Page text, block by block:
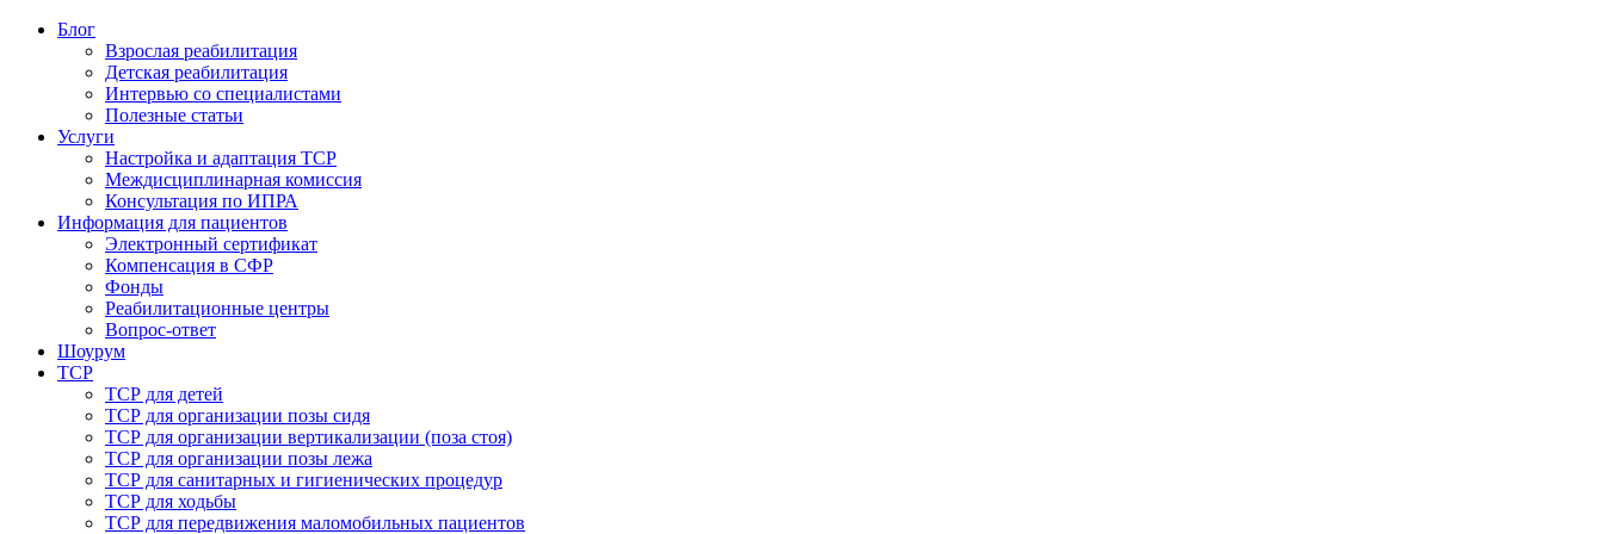
Блог
Взрослая реабилитация
Детская реабилитация
Интервью со специалистами
Полезные статьи
Услуги
Настройка и адаптация ТСР
Междисциплинарная комиссия
Консультация по ИПРА
Информация для пациентов
Электронный сертификат
Компенсация в СФР
Фонды
Реабилитационные центры
Вопрос-ответ
Шоурум
ТСР
ТСР для детей
ТСР для организации позы сидя
ТСР для организации вертикализации (поза стоя)
ТСР для организации позы лежа
ТСР для санитарных и гигиенических процедур
ТСР для ходьбы
ТСР для передвижения маломобильных пациентов